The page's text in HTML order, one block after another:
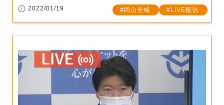
2022/01/19 岡山全域 LIVE配信